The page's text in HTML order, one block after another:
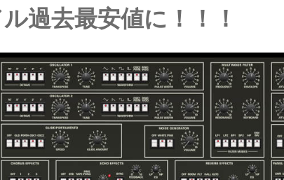
過去最安値に！！！